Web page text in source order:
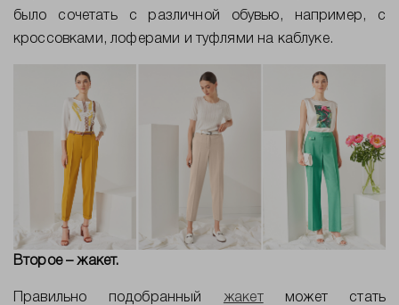
было сочетать с различной обувью, например, с
кроссовками, лоферами и туфлями на каблуке.
Второе – жакет.
Правильно подобранный жакетможет стать